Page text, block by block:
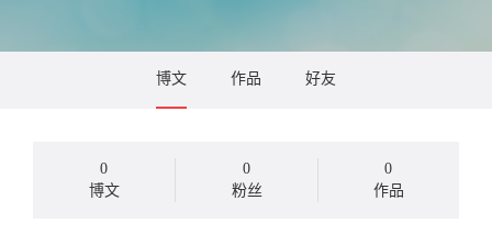
博文 作品 好友
0
博文
0
粉丝
0
作品